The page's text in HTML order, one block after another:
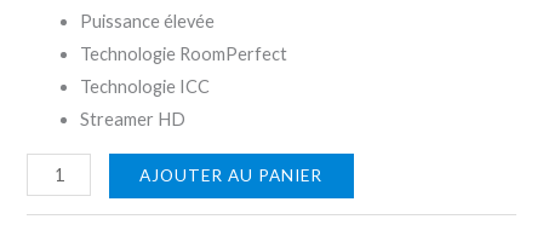
Puissance élevée
Technologie RoomPerfect
Technologie ICC
Streamer HD
AJOUTER AU PANIER